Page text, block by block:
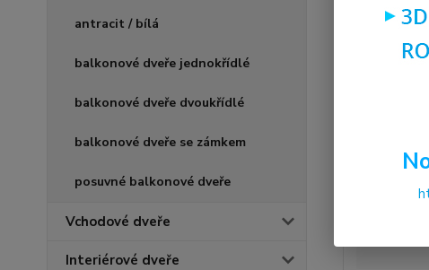
antracit / bílá
balkonové dveře jednokřídlé
balkonové dveře dvoukřídlé
balkonové dveře se zámkem
posuvné balkonové dveře
Vchodové dveře
Interiérové dveře